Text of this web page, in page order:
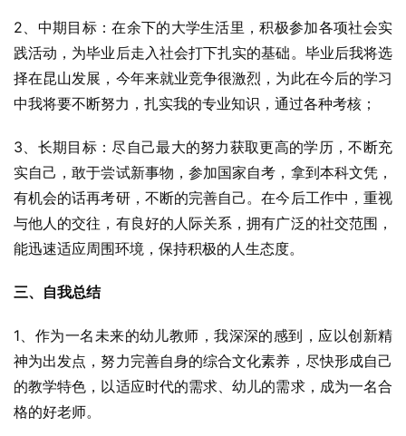
2、中期目标：在余下的大学生活里，积极参加各项社会实
践活动，为毕业后走入社会打下扎实的基础。毕业后我将选
择在昆山发展，今年来就业竞争很激烈，为此在今后的学习
中我将要不断努力，扎实我的专业知识，通过各种考核；
3、长期目标：尽自己最大的努力获取更高的学历，不断充
实自己，敢于尝试新事物，参加国家自考，拿到本科文凭，
有机会的话再考研，不断的完善自己。在今后工作中，重视
与他人的交往，有良好的人际关系，拥有广泛的社交范围，
能迅速适应周围环境，保持积极的人生态度。
三、自我总结
1、作为一名未来的幼儿教师，我深深的感到，应以创新精
神为出发点，努力完善自身的综合文化素养，尽快形成自己
的教学特色，以适应时代的需求、幼儿的需求，成为一名合
格的好老师。